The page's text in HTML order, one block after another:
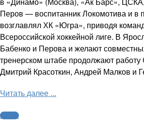
Перов — воспитанник Локомотива и в
возглавлял ХК «Югра», приводя
Всероссийской хоккейной лиге. В
Бабенко и Перова и желают
тренерском штабе продолжают работу
Дмитрий Красоткин, Андрей Малков и
Читать далее ...
Хоккей